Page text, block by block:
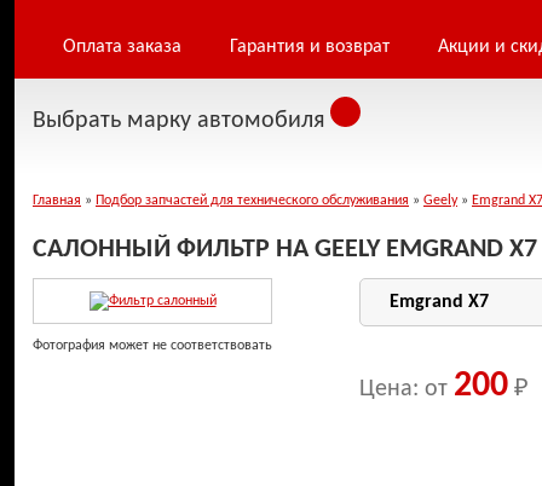
Оплата заказа Гарантия и возврат Акции и
Выбрать марку автомобиля
Главная » Подбор запчастей для технического обслуживания » Geely» Emgrand X7
САЛОННЫЙ ФИЛЬТР НА GEELY EMGRAND
Фотография может не соответствовать
Цена: от 200 ₽